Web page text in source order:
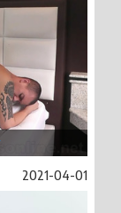
2021-04-01